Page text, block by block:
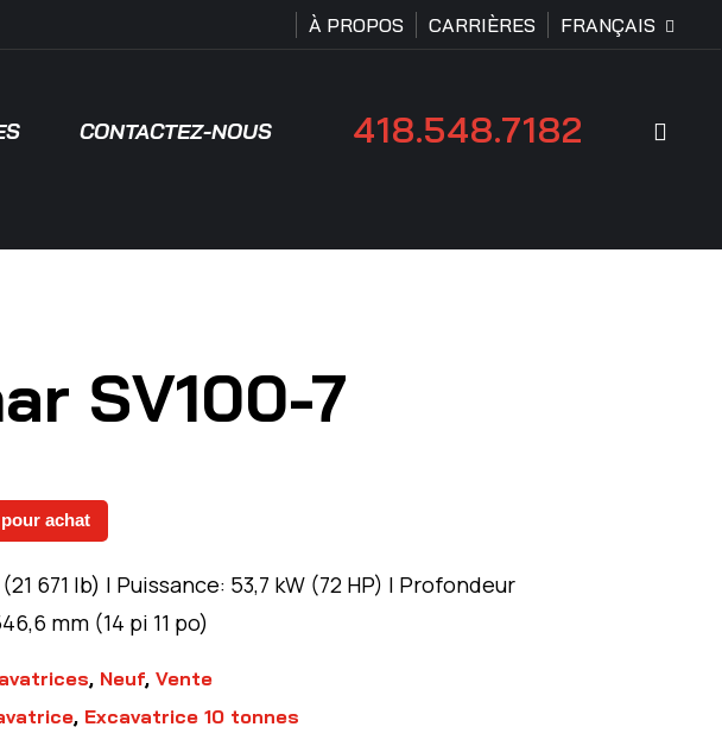
À PROPOS CARRIÈRES FRANÇAIS
CONTACTEZ-NOUS 418.548.7182
SV100-7
achat
671 lb) | Puissance: 53,7 kW (72 HP) | Profondeur
mm (14 pi 11 po)
, Neuf, Vente
, Excavatrice 10 tonnes